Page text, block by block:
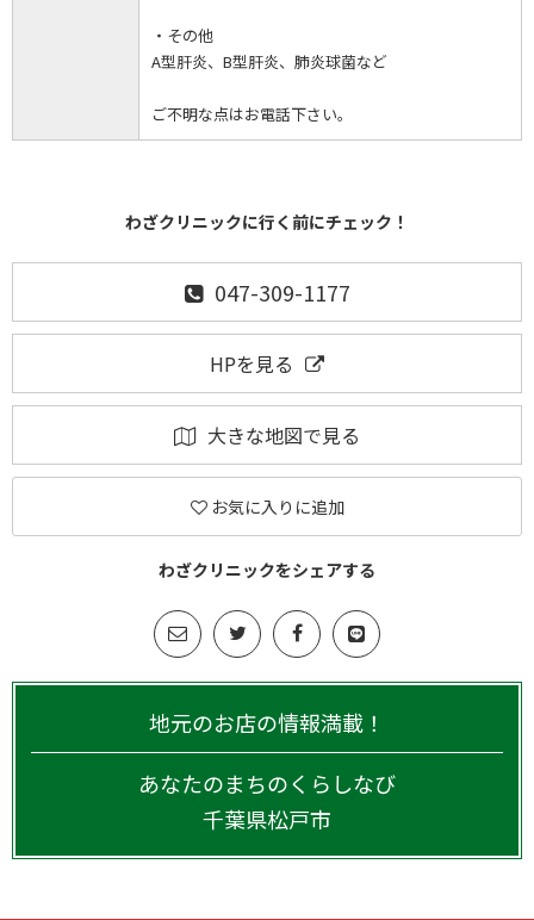
・その他
A型肝炎、B型肝炎、肺炎球菌など
ご不明な点はお電話下さい。
わざクリニックに行く前にチェック！
047-309-1177
HPを見る
大きな地図で見る
お気に入りに追加
わざクリニックをシェアする
地元のお店の情報満載！
あなたのまちのくらしなび
千葉県松戸市